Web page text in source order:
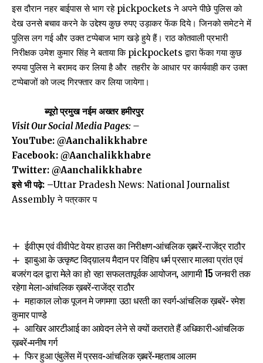
इस दौरान नहर बाईपास से भाग रहे pickpockets ने अपने पीछे पुलिस को
देख उनसे बचाव करने के उद्देश्य कुछ रुपए उड़ाकर फेंक दिये। जिनको समेटने में
पुलिस लग गई और उक्त टप्पेबाज भाग खड़े हुये हैं। राठ कोतवाली प्रभारी
निरीक्षक उमेश कुमार सिंह ने बताया कि pickpockets द्वारा फेंका गया कुछ
रुपया पुलिस ने बरामद कर लिया है और तहरीर के आधार पर कार्यवाही कर उक्त
टप्पेबाजों को जल्द गिरफ्तार कर लिया जायेगा।
ब्यूरो प्रमुख नईम अख्तर हमीरपुर
Visit Our Social Media Pages: –
YouTube: @Aanchalikkhabre
Facebook: @Aanchalikkhabre
Twitter: @Aanchalikkhabre
इसे भी पढ़े: –Uttar Pradesh News: National Journalist
Assembly ने पत्रकार प
ईवीएम एवं वीवीपेट वेयर हाउस का निरीक्षण-आंचलिक ख़बरें-राजेंद्र राठौर
झाबुआ के उत्कृष्ट विद्य़ालय मैदान पर विहिप धर्म प्रसार मालवा प्रांत एवं
बजरंग दल द्वारा मेले का हो रहा सफलतापूर्वक आयोजन, आगामी 15 जनवरी तक
रहेगा मेला-आंचलिक ख़बरें-राजेंद्र राठौर
महाकाल लोक पूजन मे जगमगा उठा धरती का स्वर्ग-आंचलिक ख़बरें- रमेश
कुमार पाण्डे
आखिर आरटीआई का आवेदन लेने से क्यों कतराते हैं अधिकारी-आंचलिक
ख़बरें-मनीष गर्ग
फिर हुआ एंबुलेंस में प्रसव-आंचलिक ख़बरें-महताब आलम